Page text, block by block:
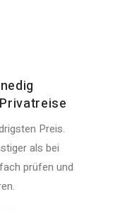
Preis.
als bei
prüfen und